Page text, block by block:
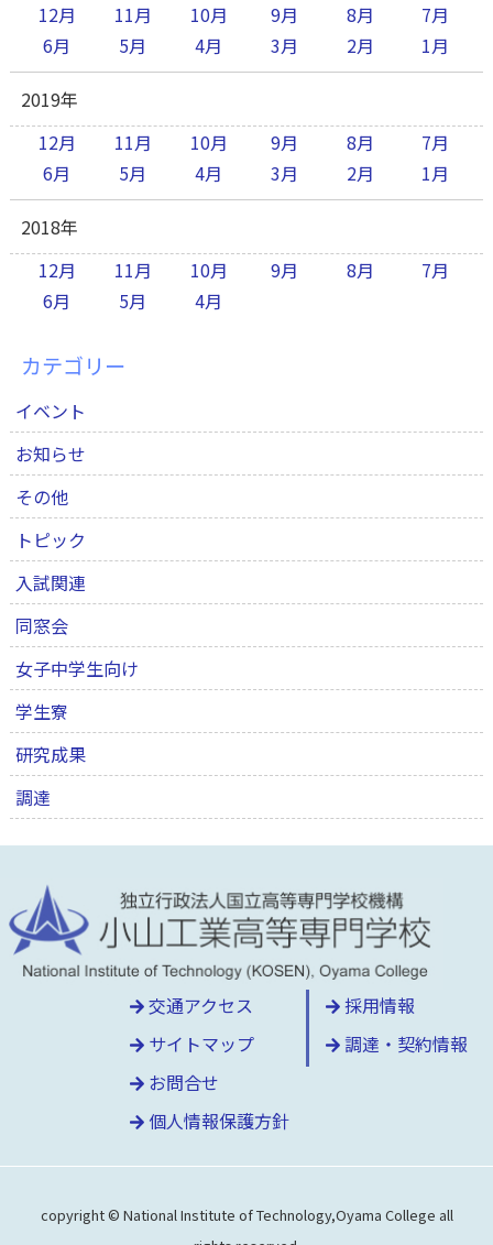
12月
11月 10月 9月 8月
7月
6月
5月 4月 3月 2月 1月
2019年
12月
11月 10月 9月 8月
7月
6月
5月 4月 3月 2月 1月
2018年
12月
11月 10月 9月 8月
7月
6月
5月 4月
カテゴリー
イベント
お知らせ
その他
トピック
入試関連
同窓会
女子中学生向け
学生寮
研究成果
調達
採用情報
調達・契約情報
交通アクセス
サイトマップ
お問合せ
個人情報保護方針
copyright © National Institute of Technology,Oyama College all